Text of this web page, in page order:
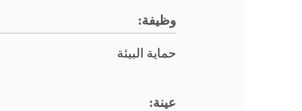
وظيفة:
حماية البيئة
عينة: